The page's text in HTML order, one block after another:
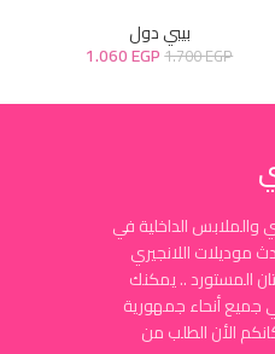
بيبي دول
1.700EGP
1.060EGP
والملابس الداخلية في
أحدث موديلات اللانجيري
المستورد .. يمكنك
موزع للشركة في جميع أنحاء جمهورية
الأن الطلب من